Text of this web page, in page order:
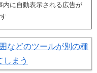
内に自動表示される広告が